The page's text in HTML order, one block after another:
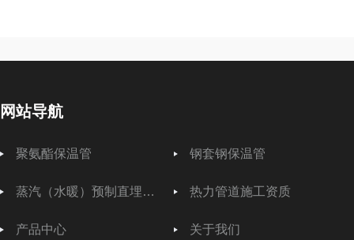
网站导航
聚氨酯保温管 钢套钢保温管
蒸汽（水暖）预制直埋保温管 热力管道施工资质
产品中心 关于我们